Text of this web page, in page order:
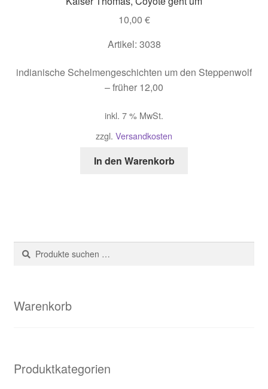
10,00 €
Artikel: 3038
indianische Schelmengeschichten um den Steppenwolf
– früher 12,00
inkl. 7 % MwSt.
zzgl. Versandkosten
In den Warenkorb
Suche
nach:
Suchen
Warenkorb
Produktkategorien